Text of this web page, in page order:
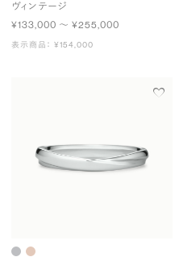
ヴィンテージ
¥133,000 〜 ¥255,000
表示商品： ¥154,000